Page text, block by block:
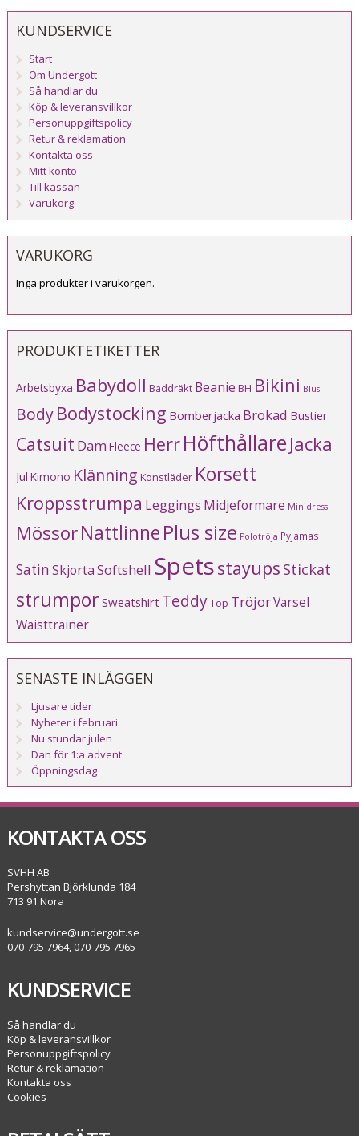
KUNDSERVICE
Start
Om Undergott
Så handlar du
Köp & leveransvillkor
Personuppgiftspolicy
Retur & reklamation
Kontakta oss
Mitt konto
Till kassan
Varukorg
VARUKORG
Inga produkter i varukorgen.
PRODUKTETIKETTER
Arbetsbyxa Babydoll Baddräkt Beanie BH Bikini Blus
BodyBodystocking Bomberjacka Brokad Bustier
Catsuit Dam Fleece HerrHöfthållare Jacka
Jul Kimono Klänning Konstläder Korsett
Kroppsstrumpa Leggings Midjeformare Minidress
MössorNattlinnePlus size Polotröja Pyjamas
SatinSkjortaSoftshell Spetsstayups Stickat
strumporSweatshirt TeddyTop TröjorVarsel
Waisttrainer
SENASTE INLÄGGEN
Ljusare tider
Nyheter i februari
Nu stundar julen
Dan för 1:a advent
Öppningsdag
KONTAKTA OSS
SVHH AB
Pershyttan Björklunda 184
713 91 Nora
kundservice@undergott.se
070-795 7964, 070-795 7965
KUNDSERVICE
Så handlar du
Köp & leveransvillkor
Personuppgiftspolicy
Retur & reklamation
Kontakta oss
Cookies